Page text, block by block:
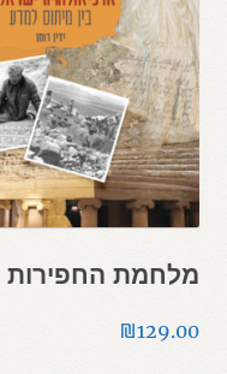
מלחמת החפירות
₪129.00